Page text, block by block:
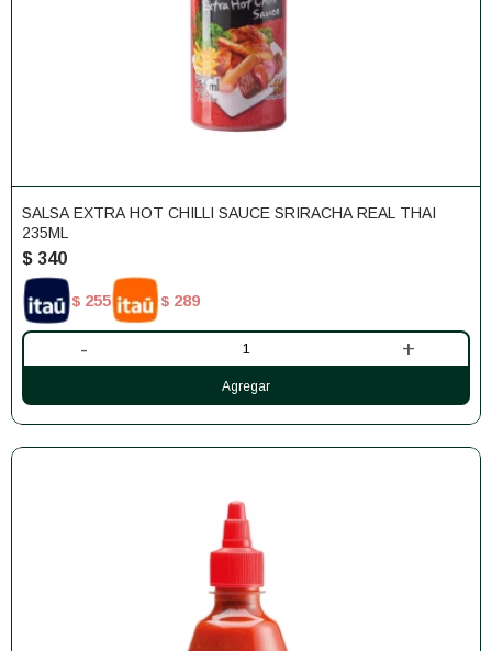
SALSA EXTRA HOT CHILLI SAUCE SRIRACHA REAL THAI
235ML
$ 340
$ 255 $ 289
- +